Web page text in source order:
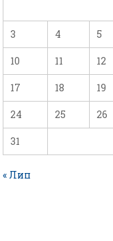
3 4 5
10 11 12
17 18 19
24 25 26
31
« Лип